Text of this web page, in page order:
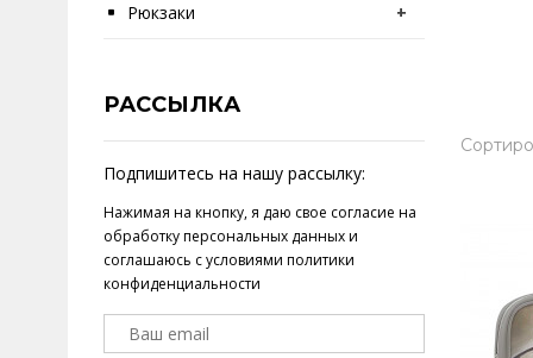
Рюкзаки +
РАССЫЛКА
Подпишитесь на нашу рассылку:
Нажимая на кнопку, я даю свое согласие на
обработку персональных данныхи
соглашаюсь с условиями политики
конфиденциальности